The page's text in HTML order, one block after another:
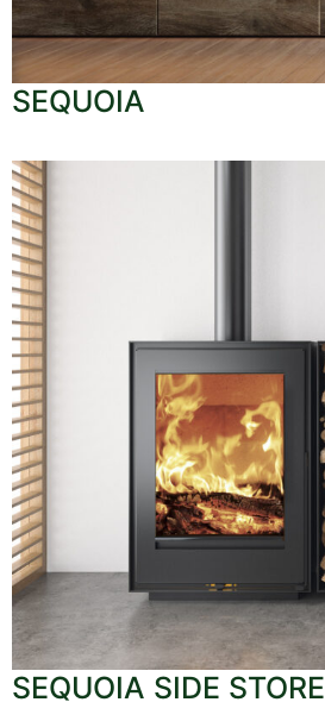
SEQUOIA
SEQUOIA SIDE STORE